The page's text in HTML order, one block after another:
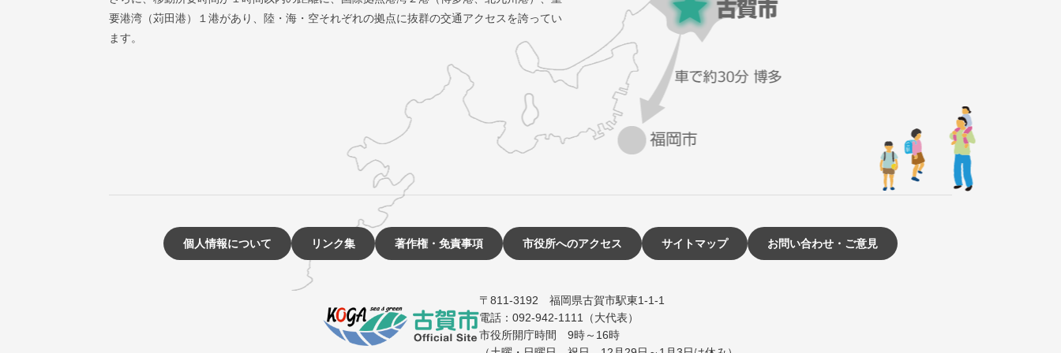
要港湾（苅田港）１港があり、陸・海・空それぞれの拠点に抜群の交通アクセスを誇ってい
ます。
個人情報について リンク集 著作権・免責事項 市役所へのアクセス サイトマップ お問い合わせ・ご意見
〒811-3192 福岡県古賀市駅東1-1-1
電話：092-942-1111（大代表）
市役所開庁時間 9時～16時